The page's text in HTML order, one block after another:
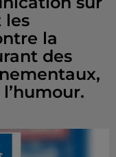
les
la
des